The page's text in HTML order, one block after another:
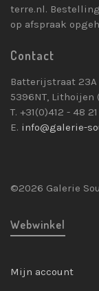
terre.nl.
op afspraak
Contact
Batterijstraat 23A
5396NT, Lithoijen
T. +31(0)412 - 48
E. info@galerie-
©2026 Galerie
Webwinkel
Mijn account